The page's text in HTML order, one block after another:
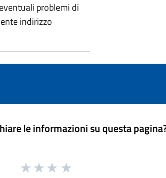
problemi di
indirizzo
le informazioni su questa